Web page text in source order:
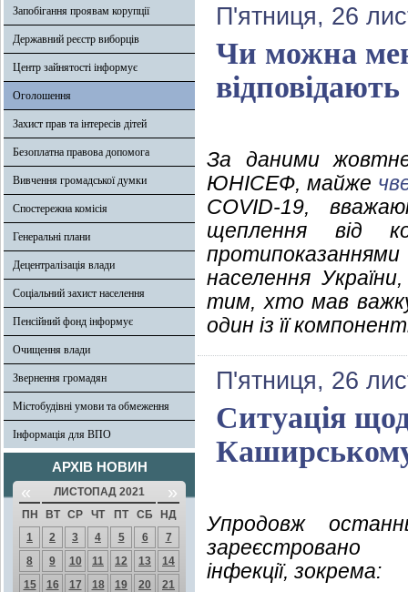
Запобігання проявам корупції
Державний реєстр виборців
Центр зайнятості інформує
Оголошення
Захист прав та інтересів дітей
Безоплатна правова допомога
Вивчення громадської думки
Спостережна комісія
Генеральні плани
Децентралізація влади
Соціальний захист населення
Пенсійний фонд інформує
Очищення влади
Звернення громадян
Містобудівні умови та обмеження
Інформація для ВПО
АРХІВ НОВИН
« ЛИСТОПАД 2021 »
ПН ВТ СР ЧТ ПТ СБ
НД
1
2 3 4 5 6
7
8
9 10 11 12 13
14
15
16 17 18 19 20
21
П'ятниця, 26
Чи можна
відповідають
За даними
ЮНІСЕФ, майже
COVID-19,
щеплення від
населення
тим, хто мав
один із її
П'ятниця, 26
Ситуація
Упродовж
інфекції, зокрема: